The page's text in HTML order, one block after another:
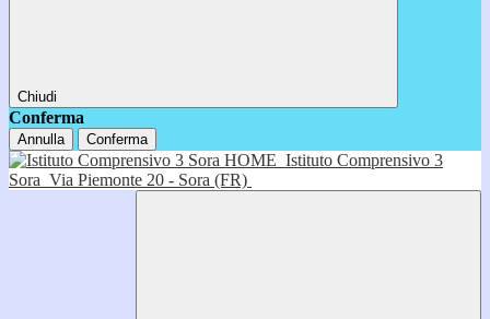
Chiudi
Conferma
Annulla Conferma
HOME Istituto Comprensivo 3
Sora Via Piemonte 20 - Sora (FR)